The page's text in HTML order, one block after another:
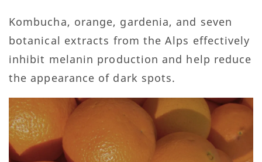
Kombucha, orange, gardenia, and seven
botanical extracts from the Alps effectively
inhibit melanin production and help reduce
the appearance of dark spots.